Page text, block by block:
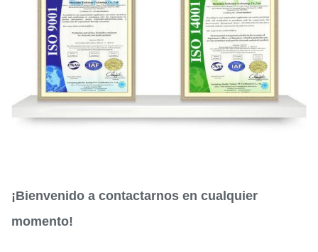
¡Bienvenido a contactarnos en cualquier
momento!